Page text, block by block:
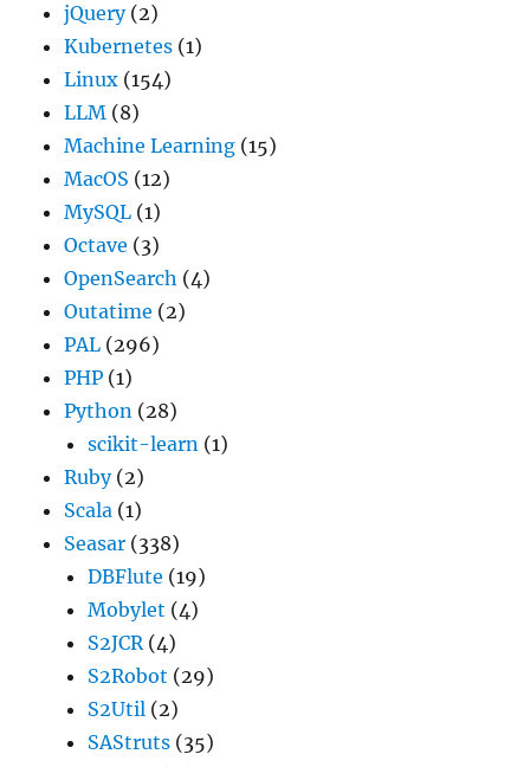
jQuery(2)
Kubernetes (1)
Linux (154)
LLM (8)
Machine Learning (15)
MacOS (12)
MySQL (1)
Octave (3)
OpenSearch (4)
Outatime (2)
PAL (296)
PHP (1)
Python (28)
scikit-learn (1)
Ruby(2)
Scala (1)
Seasar (338)
DBFlute (19)
Mobylet (4)
S2JCR(4)
S2Robot (29)
S2Util (2)
SAStruts (35)